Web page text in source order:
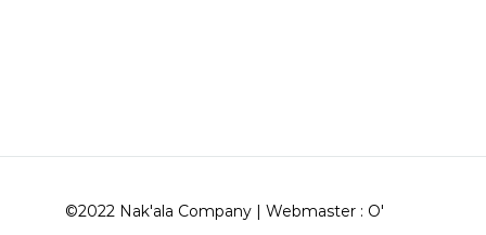
©2022 Nak'ala Company | Webmaster : O'